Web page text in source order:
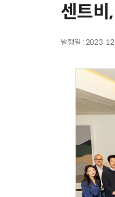
센트비
발행일 : 2023-